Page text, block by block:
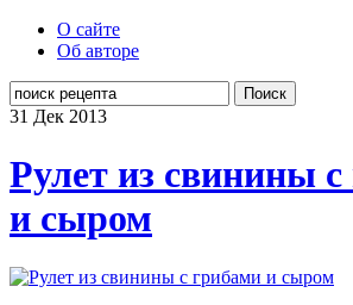
О сайте
Об авторе
Поиск
31 Дек 2013
Рулет из свинины
и сыром